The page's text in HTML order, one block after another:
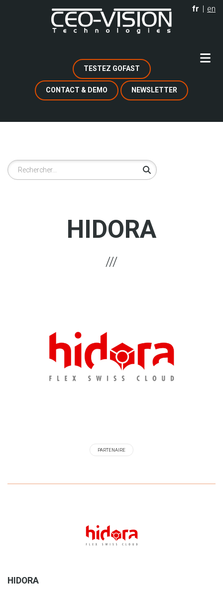
fr en
TESTEZ GOFAST
CONTACT & DEMO NEWSLETTER
Rechercher
HIDORA
PARTENAIRE
HIDORA